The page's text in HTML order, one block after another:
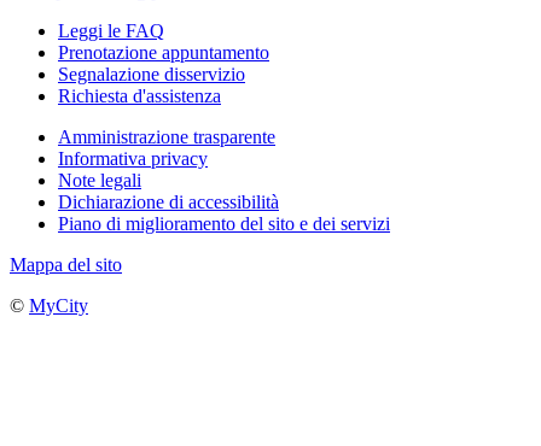
Leggi le FAQ
Prenotazione appuntamento
Segnalazione disservizio
Richiesta d'assistenza
Amministrazione trasparente
Informativa privacy
Note legali
Dichiarazione di accessibilità
Piano di miglioramento del sito e dei servizi
Mappa del sito
© MyCity